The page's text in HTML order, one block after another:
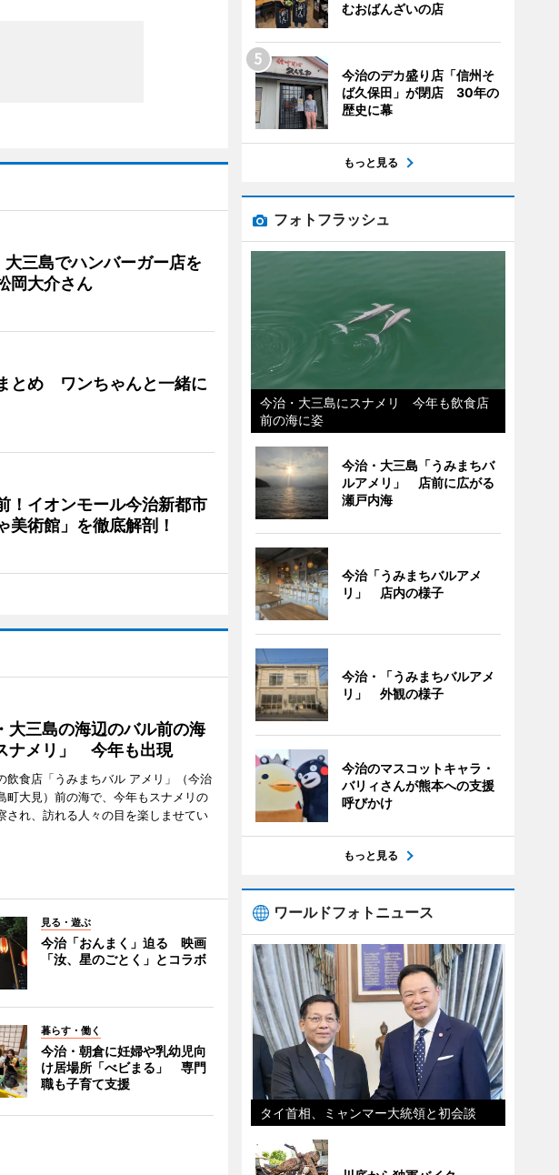
大三島でハンバーガー店を
岡大介さん
とめ ワンちゃんと一緒に
！イオンモール今治新都市
美術館」を徹底解剖！
大三島の海辺のバル前の海
ナメリ」 今年も出現
飲食店「うみまちバル アメリ」（今治
町大見）前の海で、今年もスナメリの
され、訪れる人々の目を楽しませてい
見る・遊ぶ
今治「おんまく」迫る 映画
「汝、星のごとく」とコラボ
暮らす・働く
今治・朝倉に妊婦や乳幼児向
け居場所「べビまる」 専門
職も子育て支援
むおばんざいの店
今治のデカ盛り店「信州そ
ば久保田」が閉店 30年の
歴史に幕
もっと見る
フォトフラッシュ
今治・大三島にスナメリ 今年も飲食店
前の海に姿
今治・大三島「うみまちバ
ルアメリ」 店前に広がる
瀬戸内海
今治「うみまちバルアメ
リ」 店内の様子
今治・「うみまちバルアメ
リ」 外観の様子
今治のマスコットキャラ・
バリィさんが熊本への支援
呼びかけ
もっと見る
ワールドフォトニュース
タイ首相、ミャンマー大統領と初会談